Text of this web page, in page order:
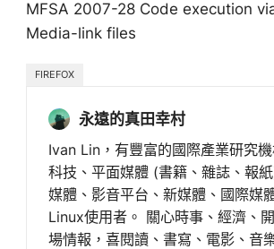
MFSA 2007-28 Code execution
Media-link files
FIREFOX
永遠的真田幸村
Ivan Lin，有豐富的國際產業研究機
科技、平面媒體 (書籍、雜誌、報
媒體、影音平台、新媒體、國際媒
Linux使用者。 關心時事、經濟、
場情報，喜閱讀、書寫、電影、音